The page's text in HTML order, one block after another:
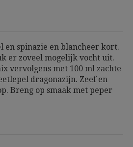
en spinazie en blancheer kort.
er zoveel mogelijk vocht uit.
vervolgens met 100 ml zachte
dragonazijn. Zeef en
Breng op smaak met peper